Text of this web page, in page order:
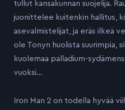
tullut kansakunnan suojelija.
juonittelee kuitenkin hallitus,
asevalmistelijat, ja eräs ilkeä
ole Tonyn huolista suurimpia,
kuolemaa palladium-
vuoksi…
Iron Man 2 on todella hyvää